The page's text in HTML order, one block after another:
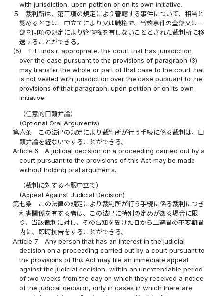
with jurisdiction, upon petition or on its own initiative.
５
裁判所は、第三項の規定により管轄する事件について、相当と
認めるときは、申立てにより又は職権で、当該事件の全部又は一
部を同項の規定により管轄権を有しないこととされた裁判所に移
送することができる。
(5)
If it finds it appropriate, the court that has jurisdiction
over the case pursuant to the provisions of paragraph (3)
may transfer the whole or part of that case to the court that
is not vested with jurisdiction over the case pursuant to the
provisions of that paragraph, upon petition or on its own
initiative.
（任意的口頭弁論）
(Optional Oral Arguments)
第六条
この法律の規定により裁判所が行う手続に係る裁判は、口
頭弁論を経ないですることができる。
Article 6
A judicial decision on a proceeding carried out by a
court pursuant to the provisions of this Act may be made
without holding oral arguments.
（裁判に対する不服申立て）
(Appeal Against Judicial Decision)
第七条
この法律の規定により裁判所が行う手続に係る裁判につき
利害関係を有する者は、この法律に特別の定めがある場合に限
り、当該裁判に対し、その告知を受けた日から二週間の不変期間
内に、即時抗告をすることができる。
Article 7
Any person that has an interest in the judicial
decision on a proceeding carried out by a court pursuant to
the provisions of this Act may file an immediate appeal
against the judicial decision, within an unextendable period
of two weeks from the day on which they received a notice
of the judicial decision, only in cases in which there are